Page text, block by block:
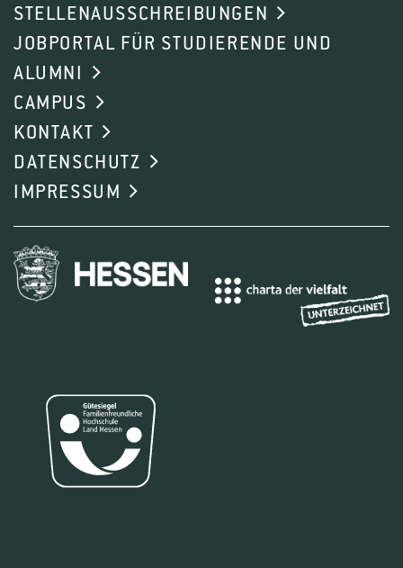
STELLENAUSSCHREIBUNGEN
JOBPORTAL FÜR STUDIERENDE UND
ALUMNI
CAMPUS
KONTAKT
DATENSCHUTZ
IMPRESSUM